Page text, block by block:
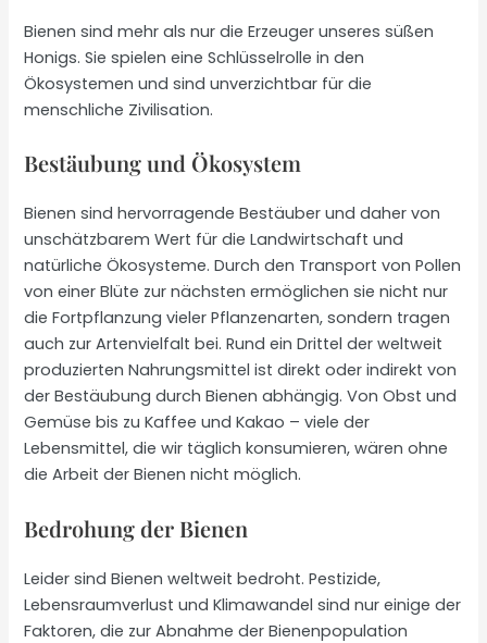
Bienen sind mehr als nur die Erzeuger unseres süßen
Honigs. Sie spielen eine Schlüsselrolle in den
Ökosystemen und sind unverzichtbar für die
menschliche Zivilisation.
Bestäubung und Ökosystem
Bienen sind hervorragende Bestäuber und daher von
unschätzbarem Wert für die Landwirtschaft und
natürliche Ökosysteme. Durch den Transport von Pollen
von einer Blüte zur nächsten ermöglichen sie nicht nur
die Fortpflanzung vieler Pflanzenarten, sondern tragen
auch zur Artenvielfalt bei. Rund ein Drittel der weltweit
produzierten Nahrungsmittel ist direkt oder indirekt von
der Bestäubung durch Bienen abhängig. Von Obst und
Gemüse bis zu Kaffee und Kakao – viele der
Lebensmittel, die wir täglich konsumieren, wären ohne
die Arbeit der Bienen nicht möglich.
Bedrohung der Bienen
Leider sind Bienen weltweit bedroht. Pestizide,
Lebensraumverlust und Klimawandel sind nur einige der
Faktoren, die zur Abnahme der Bienenpopulation